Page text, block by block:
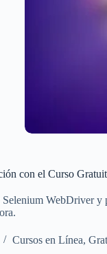
con el Curso
WebDriver y
Cursos en Línea,